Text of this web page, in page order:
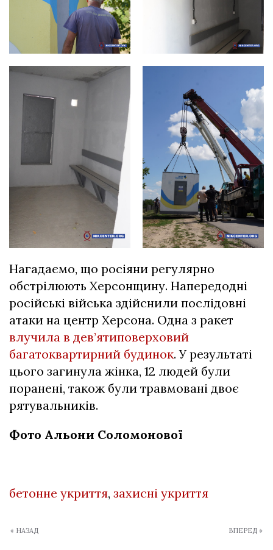
Нагадаємо, що росіяни регулярно
обстрілюють Херсонщину. Напередодні
російські війська здійснили послідовні
атаки на центр Херсона. Одна з ракет
влучила в дев’ятиповерховий
багатоквартирний будинок. У результаті
цього загинула жінка, 12 людей були
поранені, також були травмовані двоє
рятувальників.
Фото Альони Соломонової
бетонне укриття, захисні укриття
« НАЗАД ВПЕРЕД »